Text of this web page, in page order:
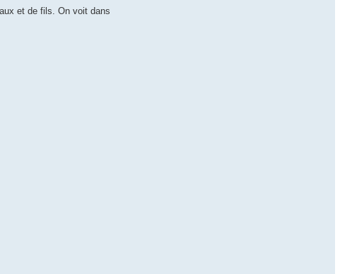
et de fils. On voit dans